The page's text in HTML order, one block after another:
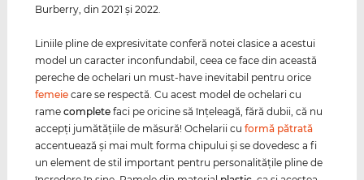
Burberry, din 2021 şi 2022.
Liniile pline de expresivitate conferă notei clasice a acestui
model un caracter inconfundabil, ceea ce face din această
pereche de ochelari un must-have inevitabil pentru orice
femeie care se respectă. Cu acest model de ochelari cu
ramecomplete faci pe oricine să înţeleagă, fără dubii, că nu
accepţi jumătăţiile de măsură! Ochelarii cuformă pătrată
accentuează şi mai mult forma chipului şi se dovedesc a fi
un element de stil important pentru personalităţile pline de